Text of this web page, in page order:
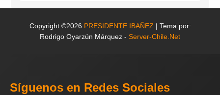
Copyright ©2026 PRESIDENTE IBAÑEZ | Tema por:
Rodrigo Oyarzún Márquez - Server-Chile.Net
Síguenos en Redes Sociales